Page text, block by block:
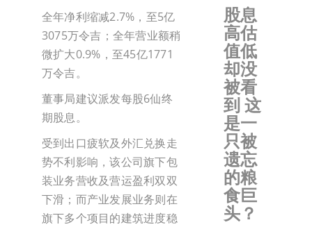
全年净利缩减2.7%，至5亿
3075万令吉；全年营业额稍
微扩大0.9%，至45亿1771
万令吉。
董事局建议派发每股6仙终
期股息。
受到出口疲软及外汇兑换走
势不利影响，该公司旗下包
装业务营收及营运盈利双双
下滑；而产业发展业务则在
旗下多个项目的建筑进度稳
股息
高估
值低
却没
被看
到 这
是一
只被
遗忘
的粮
食巨
头？